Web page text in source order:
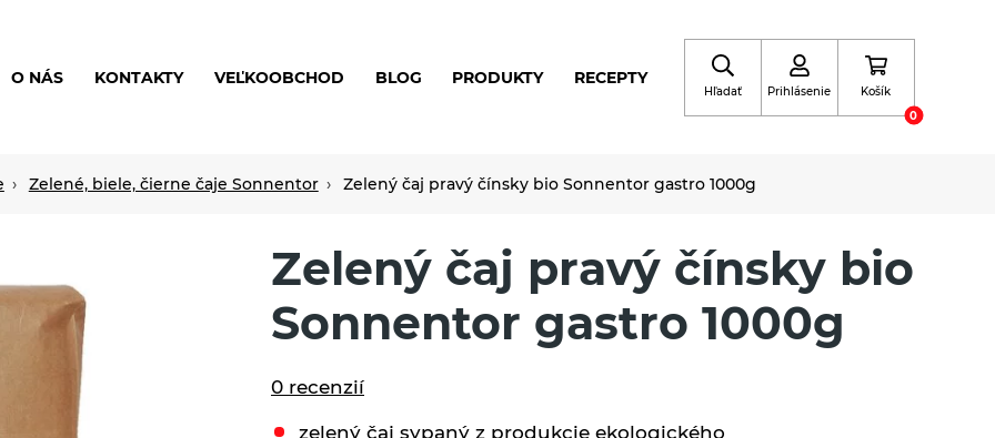
O NÁS KONTAKTY VEĽKOOBCHOD BLOG PRODUKTY RECEPTY
Hľadať Prihlásenie
Košík
0
Zelené, biele, čierne čaje Sonnentor Zelený čaj pravý čínsky bio Sonnentor gastro 1000g
Zelený čaj pravý čínsky bio
Sonnentor gastro 1000g
0 recenzií
zelený čaj sypaný z produkcie ekologického